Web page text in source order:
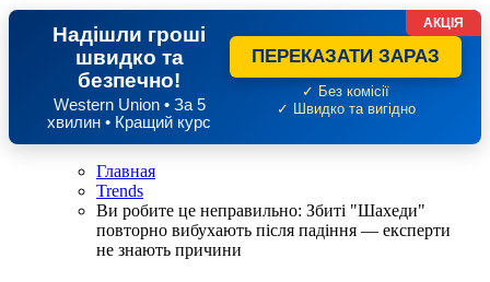
Надішли гроші
швидко та
безпечно!
Western Union • За 5
хвилин • Кращий курс
ПЕРЕКАЗАТИ ЗАРАЗ
✓ Без комісії
✓ Швидко та вигідно
АКЦІЯ
Главная
Trends
Ви робите це неправильно: Збиті "Шахеди"
повторно вибухають після падіння — експерти
не знають причини